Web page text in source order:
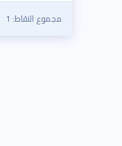
مجموع النقاط: 1